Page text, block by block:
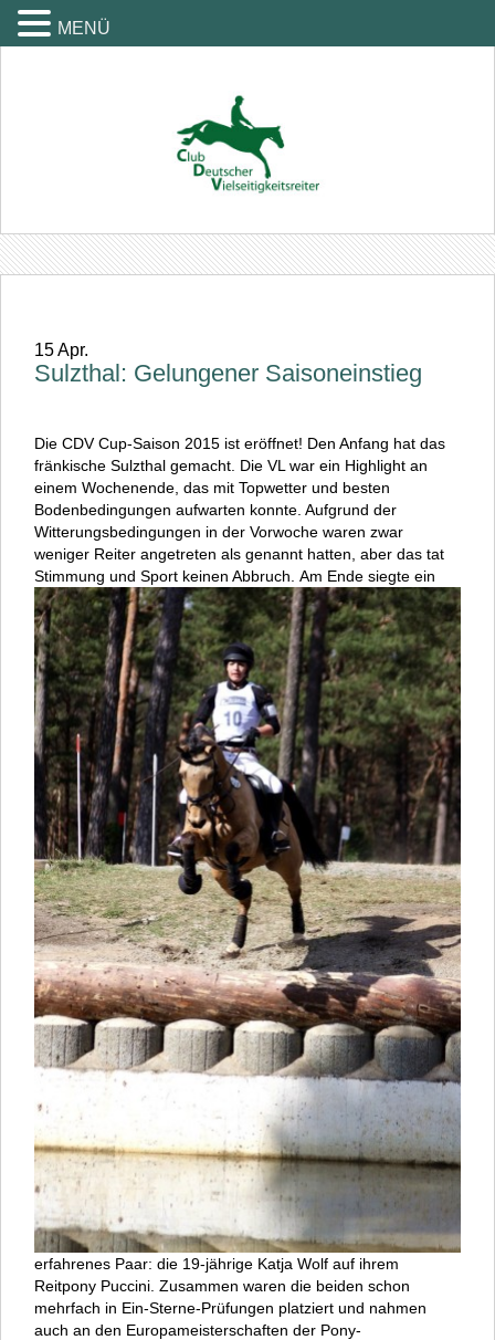
15Apr.
Sulzthal: Gelungener Saisoneinstieg
Die CDV Cup-Saison 2015 ist eröffnet! Den Anfang hat das
fränkische Sulzthal gemacht. Die VL war ein Highlight an
einem Wochenende, das mit Topwetter und besten
Bodenbedingungen aufwarten konnte. Aufgrund der
Witterungsbedingungen in der Vorwoche waren zwar
weniger Reiter angetreten als genannt hatten, aber das tat
Stimmung und Sport keinen Abbruch. Am Ende siegte ein
erfahrenes Paar: die 19-jährige Katja Wolf auf ihrem
Reitpony Puccini. Zusammen waren die beiden schon
mehrfach in Ein-Sterne-Prüfungen platziert und nahmen
auch an den Europameisterschaften der Pony-
MENÜ